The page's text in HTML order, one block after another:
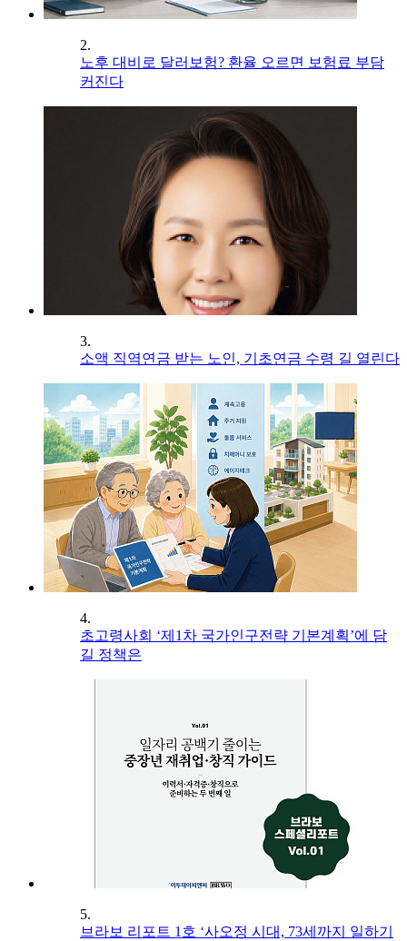
2.
노후 대비로 달러보험? 환율 오르면 보험료 부담
커진다
3.
소액 직역연금 받는 노인, 기초연금 수령 길 열린다
4.
초고령사회 ‘제1차 국가인구전략 기본계획’에 담
길 정책은
5.
브라보 리포트 1호 ‘사오정 시대, 73세까지 일하기